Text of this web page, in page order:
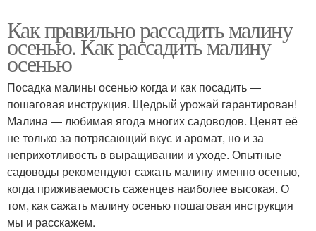
Как правильно рассадить малину
осенью. Как рассадить малину
осенью
Посадка малины осенью когда и как посадить —
пошаговая инструкция. Щедрый урожай гарантирован!
Малина — любимая ягода многих садоводов. Ценят её
не только за потрясающий вкус и аромат, но и за
неприхотливость в выращивании и уходе. Опытные
садоводы рекомендуют сажать малину именно осенью,
когда приживаемость саженцев наиболее высокая. О
том, как сажать малину осенью пошаговая инструкция
мы и расскажем.